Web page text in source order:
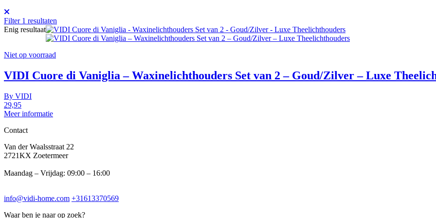
Filter 1 resultaten
Enig resultaat
Niet op voorraad
VIDI Cuore di Vaniglia – Waxinelichthouders Set van 2 – Goud/Zilver – Luxe
By VIDI
29,95
Meer informatie
Contact
Van der Waalsstraat 22
2721KX Zoetermeer
Maandag – Vrijdag: 09:00 – 16:00
info@vidi-home.com +31613370569
Waar ben je naar op zoek?